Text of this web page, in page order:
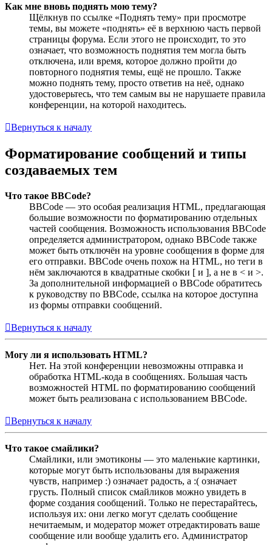
Как мне вновь поднять мою тему?
Щёлкнув по ссылке «Поднять тему» при просмотре
темы, вы можете «поднять» её в верхнюю часть первой
страницы форума. Если этого не происходит, то это
означает, что возможность поднятия тем могла быть
отключена, или время, которое должно пройти до
повторного поднятия темы, ещё не прошло. Также
можно поднять тему, просто ответив на неё, однако
удостоверьтесь, что тем самым вы не нарушаете правила
конференции, на которой находитесь.
Вернуться к началу
Форматирование сообщений и типы
создаваемых тем
Что такое BBCode?
BBCode — это особая реализация HTML, предлагающая
большие возможности по форматированию отдельных
частей сообщения. Возможность использования BBCode
определяется администратором, однако BBCode также
может быть отключён на уровне сообщения в форме для
его отправки. BBCode очень похож на HTML, но теги в
нём заключаются в квадратные скобки [ и ], а не в < и >.
За дополнительной информацией о BBCode обратитесь
к руководству по BBCode, ссылка на которое доступна
из формы отправки сообщений.
Вернуться к началу
Могу ли я использовать HTML?
Нет. На этой конференции невозможны отправка и
обработка HTML-кода в сообщениях. Большая часть
возможностей HTML по форматированию сообщений
может быть реализована с использованием BBCode.
Вернуться к началу
Что такое смайлики?
Смайлики, или эмотиконы — это маленькие картинки,
которые могут быть использованы для выражения
чувств, например :) означает радость, а :( означает
грусть. Полный список смайликов можно увидеть в
форме создания сообщений. Только не перестарайтесь,
используя их: они легко могут сделать сообщение
нечитаемым, и модератор может отредактировать ваше
сообщение или вообще удалить его. Администратор